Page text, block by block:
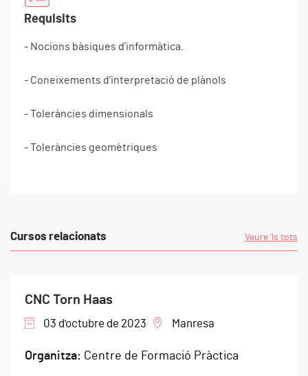
Requisits
- Nocions bàsiques d’informàtica.
- Coneixements d’interpretació de plànols
- Toleràncies dimensionals
- Toleràncies geomètriques
Cursos relacionats Veure 'ls tots
CNC Torn Haas
03 d'octubre de 2023 Manresa
Organitza: Centre de Formació Pràctica